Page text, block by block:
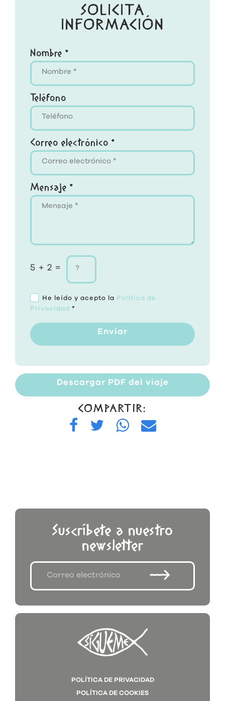
SOLICITA
INFORMACIÓN
Nombre *
Teléfono
Correo electrónico *
Mensaje *
5 + 2 =
He leído y acepto la Política de
Privacidad *
Enviar
Descargar PDF del viaje
COMPARTIR:
Suscríbete a nuestro
newsletter
POLÍTICA DE PRIVACIDAD
POLÍTICA DE COOKIES